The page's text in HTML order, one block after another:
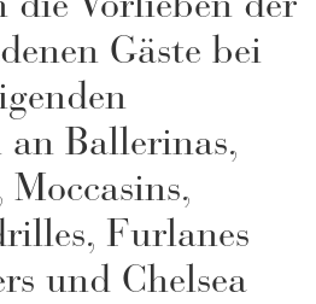
Gäste bei
Ballerinas,
Moccasins,
Furlanes
und Chelsea